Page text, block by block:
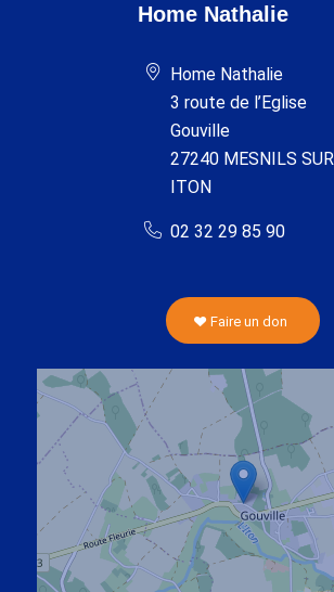
Home Nathalie
Home Nathalie
3 route de l’Eglise
Gouville
27240 MESNILS SUR
ITON
02 32 29 85 90
Faire un don